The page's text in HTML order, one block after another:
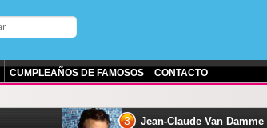
CUMPLEAÑOS DE FAMOSOS CONTACTO
3 Jean-Claude Van Damme